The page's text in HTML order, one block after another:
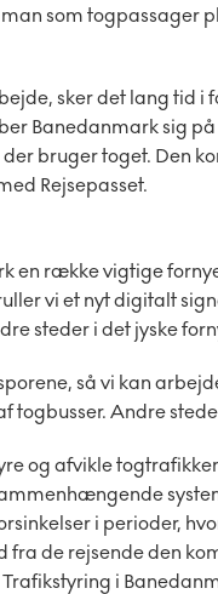
som togpassager
sker det lang tid i
Banedanmark sig
bruger toget. Den
Rejsepasset.
en række vigtige
vi et nyt digitalt
steder i det jyske
så vi kan
togbusser. Andre
og afvikle
i perioder,
de rejsende den
i